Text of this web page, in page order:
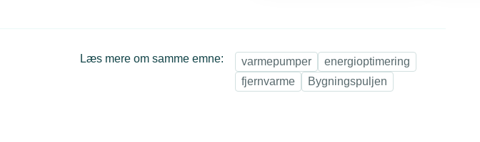
Læs mere om samme emne: varmepumper
energioptimering
fjernvarme
Bygningspuljen